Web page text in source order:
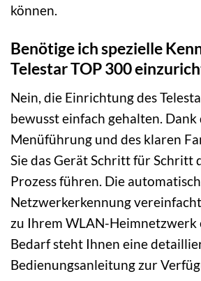
können.
Benötige ich spezielle
Telestar TOP 300
Nein, die Einrichtung des
bewusst einfach gehalten.
Menüführung und des klaren
Sie das Gerät Schritt für Schritt
Prozess führen. Die
Netzwerkerkennung
zu Ihrem WLAN-Heimnetzwerk
Bedarf steht Ihnen eine
Bedienungsanleitung zur